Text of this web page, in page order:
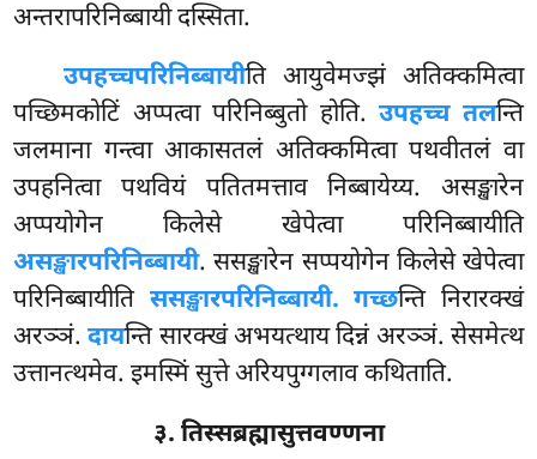
अन्तरापरिनिब्बायी दस्सिता.
उपहच्चपरिनिब्बायीति आयुवेमज्झं अतिक्कमित्वा
पच्छिमकोटिं अप्पत्वा परिनिब्बुतो होति.उपहच्च तलन्ति
जलमाना गन्त्वा आकासतलं अतिक्कमित्वा पथवीतलं वा
उपहनित्वा पथवियं पतितमत्ताव निब्बायेय्य. असङ्खारेन
अप्पयोगेन किलेसे खेपेत्वा परिनिब्बायीति
असङ्खारपरिनिब्बायी. ससङ्खारेन सप्पयोगेन किलेसे खेपेत्वा
परिनिब्बायीति ससङ्खारपरिनिब्बायी. गच्छन्ति निरारक्खं
अरञ्ञं.दायन्ति सारक्खं अभयत्थाय दिन्नं अरञ्ञं. सेसमेत्थ
उत्तानत्थमेव. इमस्मिं सुत्ते अरियपुग्गलाव कथिताति.
३. तिस्सब्रह्मासुत्तवण्णना